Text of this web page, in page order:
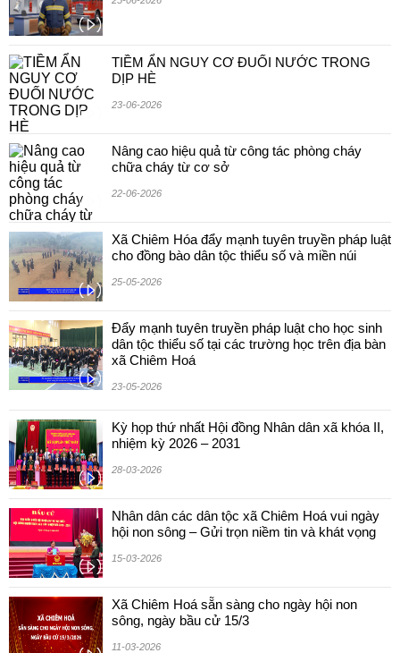
TIỀM ẨN NGUY CƠ ĐUỐI NƯỚC TRONG
DỊP HÈ
23-06-2026
Nâng cao hiệu quả từ công tác phòng cháy
chữa cháy từ cơ sở
22-06-2026
Xã Chiêm Hóa đẩy mạnh tuyên truyền pháp luật
cho đồng bào dân tộc thiểu số và miền núi
25-05-2026
Đẩy mạnh tuyên truyền pháp luật cho học sinh
dân tộc thiểu số tại các trường học trên địa bàn
xã Chiêm Hoá
23-05-2026
Kỳ họp thứ nhất Hội đồng Nhân dân xã khóa II,
nhiệm kỳ 2026 – 2031
28-03-2026
Nhân dân các dân tộc xã Chiêm Hoá vui ngày
hội non sông – Gửi trọn niềm tin và khát vọng
15-03-2026
Xã Chiêm Hoá sẵn sàng cho ngày hội non
sông, ngày bầu cử 15/3
11-03-2026